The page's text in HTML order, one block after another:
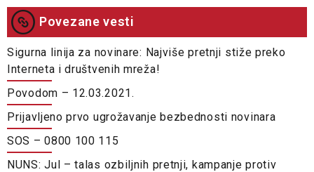
Povezane vesti
Sigurna linija za novinare: Najviše pretnji stiže preko
Interneta i društvenih mreža!
Povodom – 12.03.2021.
Prijavljeno prvo ugrožavanje bezbednosti novinara
SOS – 0800 100 115
NUNS: Jul – talas ozbiljnih pretnji, kampanje protiv